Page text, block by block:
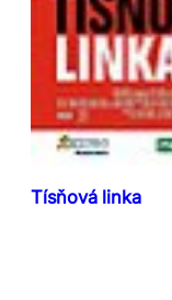
Tísňová linka